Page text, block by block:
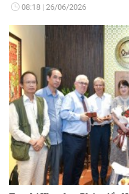
08:18 26/06/2026